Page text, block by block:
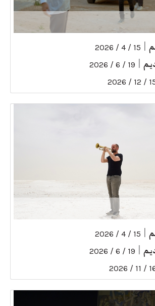
15 / 4 / 2026
19 / 6 / 2026
15 / 12 /
15 / 4 / 2026
19 / 6 / 2026
16 / 11 /